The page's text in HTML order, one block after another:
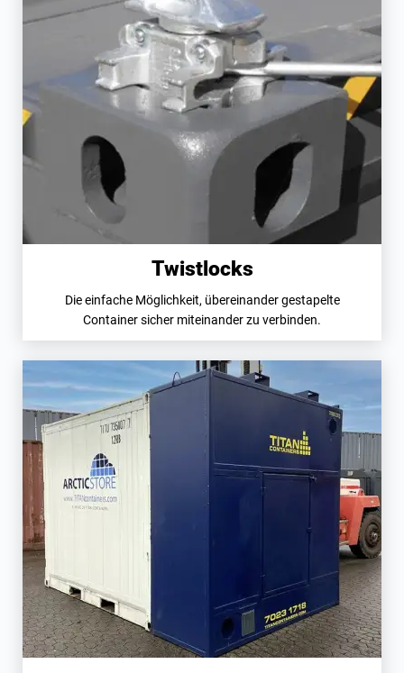
Twistlocks
Die einfache Möglichkeit, übereinander gestapelte
Container sicher miteinander zu verbinden.